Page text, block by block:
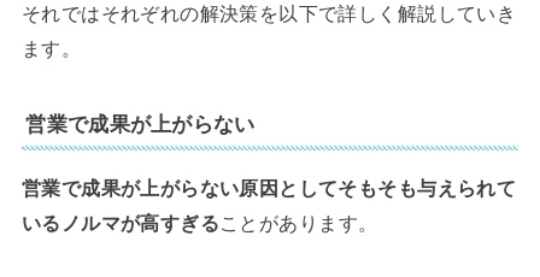
それではそれぞれの解決策を以下で詳しく解説していき
ます。
営業で成果が上がらない
営業で成果が上がらない原因としてそもそも与えられて
いるノルマが高すぎることがあります。